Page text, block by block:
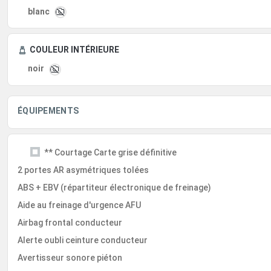
blanc
COULEUR INTÉRIEURE
noir
ÉQUIPEMENTS
** Courtage Carte grise définitive
2 portes AR asymétriques tolées
ABS + EBV (répartiteur électronique de freinage)
Aide au freinage d'urgence AFU
Airbag frontal conducteur
Alerte oubli ceinture conducteur
Avertisseur sonore piéton